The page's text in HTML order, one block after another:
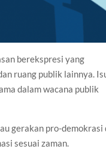
berekspresi yang
ruang publik lainnya.
dalam wacana publik
gerakan pro-demokrasi
sesuai zaman.